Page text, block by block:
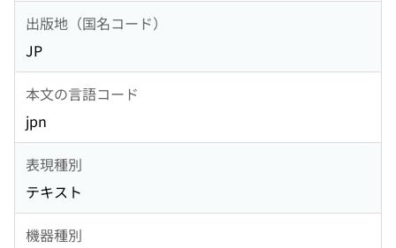
出版地（国名コード）
JP
本文の言語コード
jpn
表現種別
テキスト
機器種別